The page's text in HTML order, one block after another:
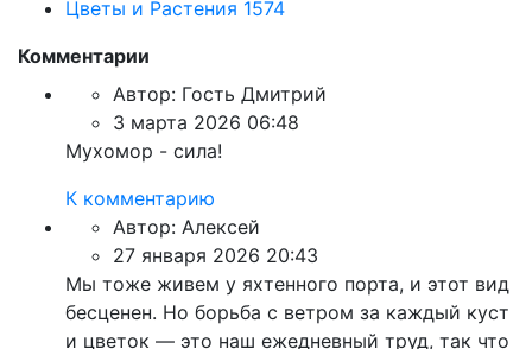
Цветы и Растения 1574
Комментарии
Автор: Гость Дмитрий
3 марта 2026 06:48
Мухомор - сила!
К комментарию
Автор: Алексей
27 января 2026 20:43
Мы тоже живем у яхтенного порта, и этот вид
бесценен. Но борьба с ветром за каждый куст
и цветок — это наш ежедневный труд, так что